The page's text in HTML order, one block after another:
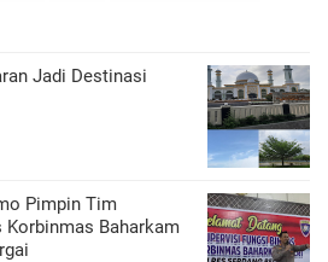
Jadi Destinasi
Pimpin Tim
Korbinmas Baharkam